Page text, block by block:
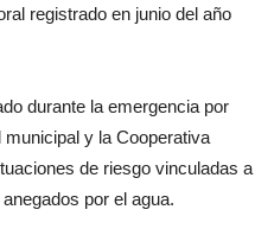
registrado en junio del año
durante la emergencia por
y la Cooperativa
de riesgo vinculadas a
por el agua.